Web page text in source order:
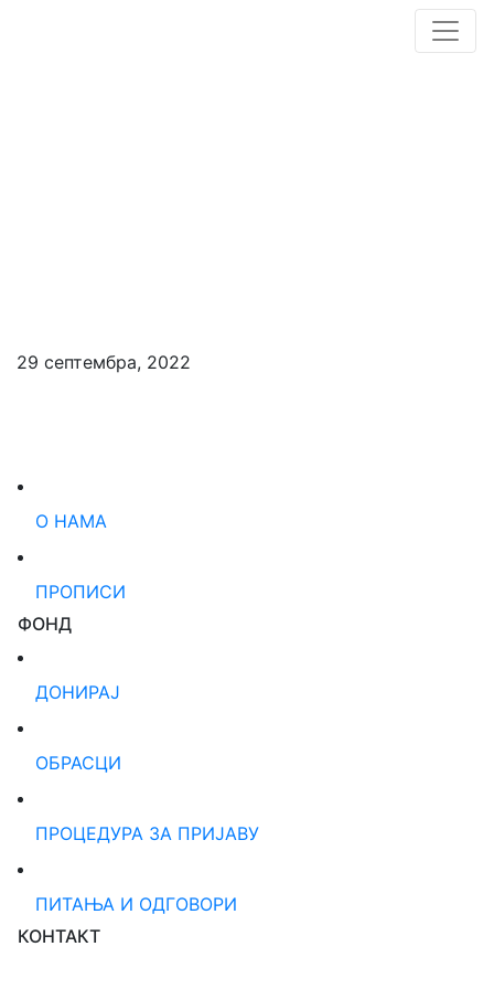
29 септембра, 2022
О НАМА
ПРОПИСИ
ФОНД
ДОНИРАЈ
ОБРАСЦИ
ПРОЦЕДУРА ЗА ПРИЈАВУ
ПИТАЊА И ОДГОВОРИ
КОНТАКТ